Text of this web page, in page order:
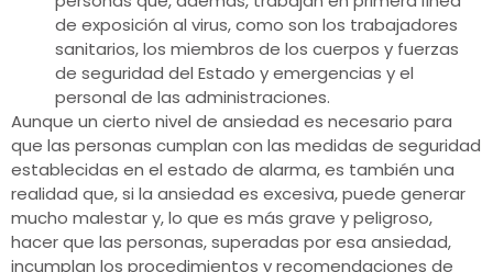
de exposición al virus, como son los trabajadores
sanitarios, los miembros de los cuerpos y fuerzas
de seguridad del Estado y emergencias y el
personal de las administraciones.
Aunque un cierto nivel de ansiedad es necesario para
que las personas cumplan con las medidas de seguridad
establecidas en el estado de alarma, es también una
realidad que, si la ansiedad es excesiva, puede generar
mucho malestar y, lo que es más grave y peligroso,
hacer que las personas, superadas por esa ansiedad,
incumplan los procedimientos y recomendaciones de